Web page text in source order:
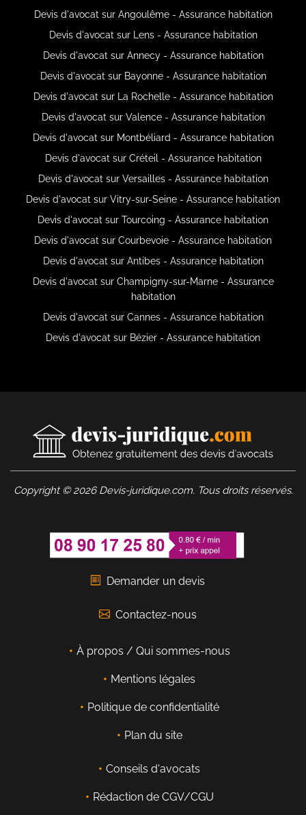
Devis d'avocat sur Angoulême - Assurance habitation
Devis d'avocat sur Lens - Assurance habitation
Devis d'avocat sur Annecy - Assurance habitation
Devis d'avocat sur Bayonne - Assurance habitation
Devis d'avocat sur La Rochelle - Assurance habitation
Devis d'avocat sur Valence - Assurance habitation
Devis d'avocat sur Montbéliard - Assurance habitation
Devis d'avocat sur Créteil - Assurance habitation
Devis d'avocat sur Versailles - Assurance habitation
Devis d'avocat sur Vitry-sur-Seine - Assurance habitation
Devis d'avocat sur Tourcoing - Assurance habitation
Devis d'avocat sur Courbevoie - Assurance habitation
Devis d'avocat sur Antibes - Assurance habitation
Devis d'avocat sur Champigny-sur-Marne - Assurance
habitation
Devis d'avocat sur Cannes - Assurance habitation
Devis d'avocat sur Bézier - Assurance habitation
Copyright © 2026 Devis-juridique.com. Tous droits réservés.
Demander un devis
Contactez-nous
À propos / Qui sommes-nous
Mentions légales
Politique de confidentialité
Plan du site
Conseils d'avocats
Rédaction de CGV/CGU